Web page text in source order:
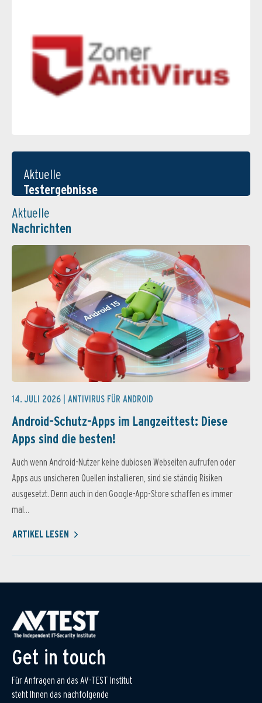
Aktuelle
Testergebnisse
Aktuelle
Nachrichten
14. JULI 2026 | ANTIVIRUS FÜR ANDROID
Android-Schutz-Apps im Langzeittest: Diese
Apps sind die besten!
Auch wenn Android-Nutzer keine dubiosen Webseiten aufrufen oder
Apps aus unsicheren Quellen installieren, sind sie ständig Risiken
ausgesetzt. Denn auch in den Google-App-Store schaffen es immer
mal...
ARTIKEL LESEN
Get in touch
Für Anfragen an das AV-TEST Institut
steht Ihnen das nachfolgende